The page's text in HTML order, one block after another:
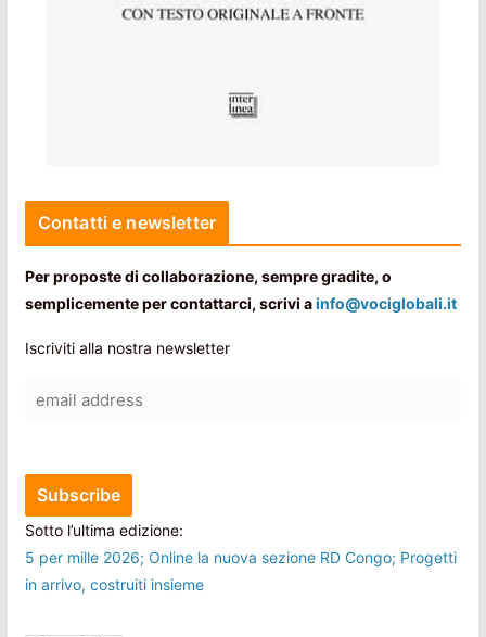
Contatti e newsletter
Per proposte di collaborazione, sempre gradite, o
semplicemente per contattarci, scrivi ainfo@vociglobali.it
Iscriviti alla nostra newsletter
Sotto l’ultima edizione:
5 per mille 2026; Online la nuova sezione RD Congo; Progetti
in arrivo, costruiti insieme